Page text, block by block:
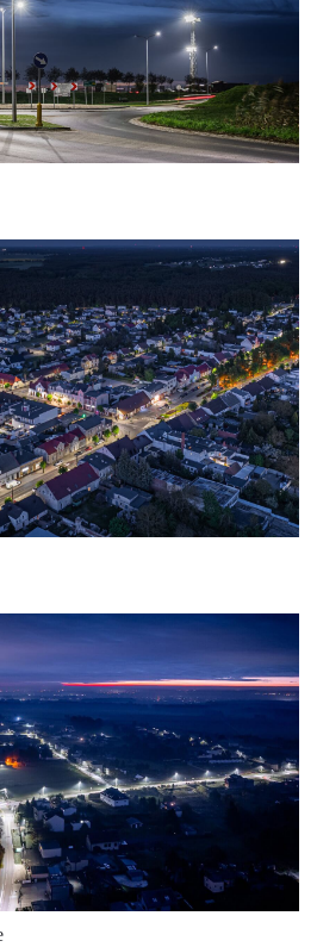
12375
11775 147
12475 155
12625 141
13375 150
13750 138
14575 147
14475 132
15375 141